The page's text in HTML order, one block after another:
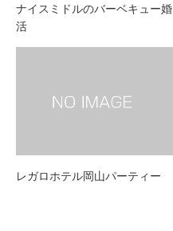
ナイスミドルのバーベキュー婚
活
レガロホテル岡山パーティー